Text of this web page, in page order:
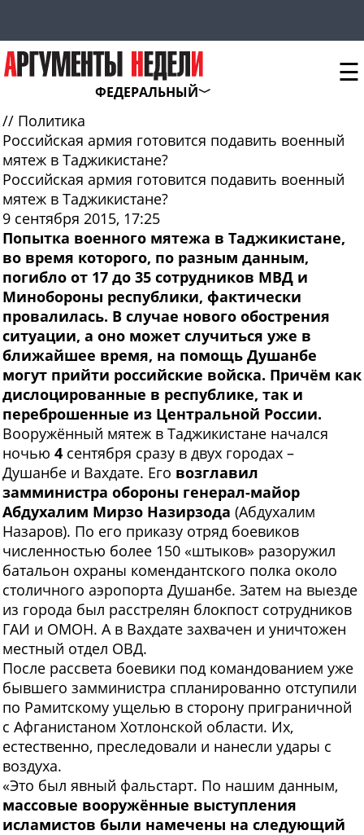
ФЕДЕРАЛЬНЫЙ
☰
// Политика
Российская армия готовится подавить военный
мятеж в Таджикистане?
Российская армия готовится подавить военный
мятеж в Таджикистане?
9 сентября 2015, 17:25
Попытка военного мятежа в Таджикистане,
во время которого, по разным данным,
погибло от 17 до 35 сотрудников МВД и
Минобороны республики, фактически
провалилась. В случае нового обострения
ситуации, а оно может случиться уже в
ближайшее время, на помощь Душанбе
могут прийти российские войска. Причём как
дислоцированные в республике, так и
переброшенные из Центральной России.
Вооружённый мятеж в Таджикистане начался
ночью 4 сентября сразу в двух городах –
Душанбе и Вахдате. Его возглавил
замминистра обороны генерал-майор
Абдухалим Мирзо Назирзода (Абдухалим
Назаров). По его приказу отряд боевиков
численностью более 150 «штыков» разоружил
батальон охраны комендантского полка около
столичного аэропорта Душанбе. Затем на выезде
из города был расстрелян блокпост сотрудников
ГАИ и ОМОН. А в Вахдате захвачен и уничтожен
местный отдел ОВД.
После рассвета боевики под командованием уже
бывшего замминистра спланированно отступили
по Рамитскому ущелью в сторону приграничной
с Афганистаном Хотлонской области. Их,
естественно, преследовали и нанесли удары с
воздуха.
«Это был явный фальстарт. По нашим данным,
массовые вооружённые выступления
исламистов были намечены на следующий